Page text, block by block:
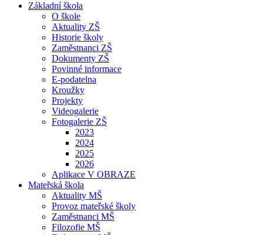
Základní škola
O škole
Aktuality ZŠ
Historie školy
Zaměstnanci ZŠ
Dokumenty ZŠ
Povinné informace
E-podatelna
Kroužky
Projekty
Videogalerie
Fotogalerie ZŠ
2023
2024
2025
2026
Aplikace V OBRAZE
Mateřská škola
Aktuality MŠ
Provoz mateřské školy
Zaměstnanci MŠ
Filozofie MŠ